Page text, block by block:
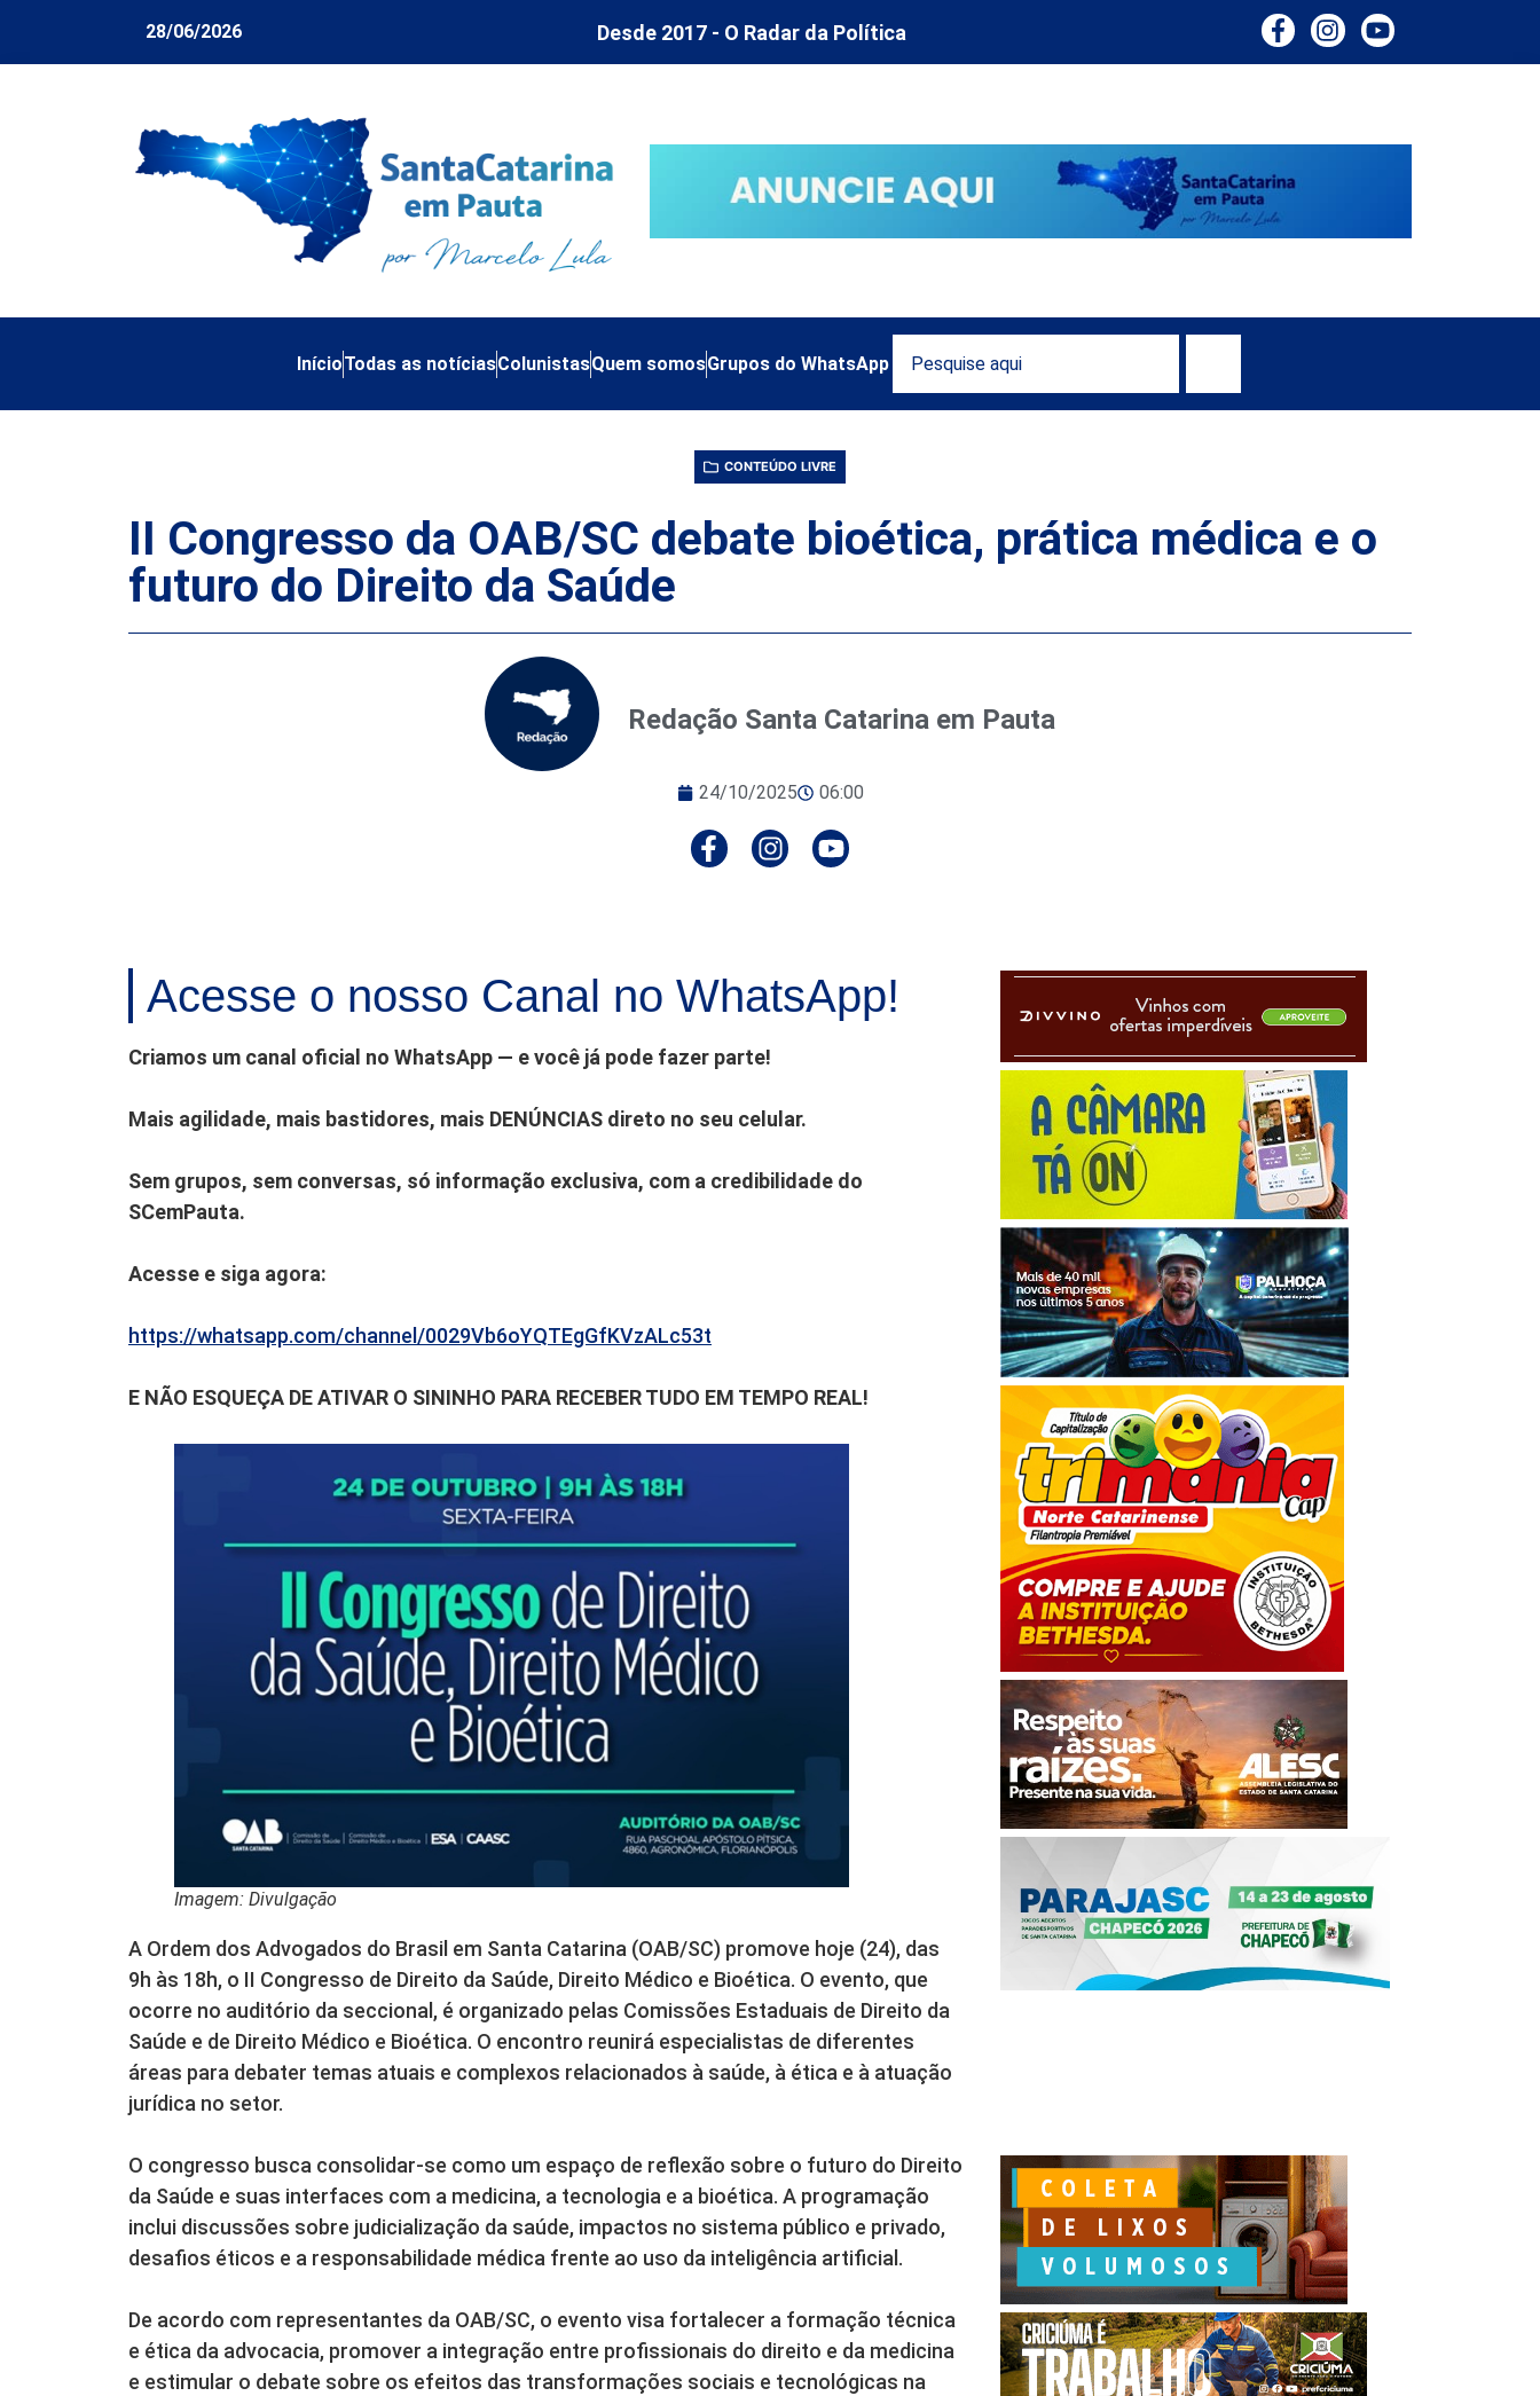
28/06/2026 Desde 2017 - O Radar da Política
InícioTodas as notíciasColunistasQuem somosGrupos do WhatsApp
CONTEÚDO LIVRE
II Congresso da OAB/SC debate bioética, prática médica e o
futuro do Direito da Saúde
Redação Santa Catarina em Pauta
24/10/2025 06:00
Acesse o nosso Canal no WhatsApp!
Criamos um canal oficial no WhatsApp — e você já pode fazer parte!
Mais agilidade, mais bastidores, mais DENÚNCIAS direto no seu celular.
Sem grupos, sem conversas, só informação exclusiva, com a credibilidade do
SCemPauta.
Acesse e siga agora:
https://whatsapp.com/channel/0029Vb6oYQTEgGfKVzALc53t
E NÃO ESQUEÇA DE ATIVAR O SININHO PARA RECEBER TUDO EM TEMPO REAL!
Imagem: Divulgação
A Ordem dos Advogados do Brasil em Santa Catarina (OAB/SC) promove hoje (24), das
9h às 18h, o II Congresso de Direito da Saúde, Direito Médico e Bioética. O evento, que
ocorre no auditório da seccional, é organizado pelas Comissões Estaduais de Direito da
Saúde e de Direito Médico e Bioética. O encontro reunirá especialistas de diferentes
áreas para debater temas atuais e complexos relacionados à saúde, à ética e à atuação
jurídica no setor.
O congresso busca consolidar-se como um espaço de reflexão sobre o futuro do Direito
da Saúde e suas interfaces com a medicina, a tecnologia e a bioética. A programação
inclui discussões sobre judicialização da saúde, impactos no sistema público e privado,
desafios éticos e a responsabilidade médica frente ao uso da inteligência artificial.
De acordo com representantes da OAB/SC, o evento visa fortalecer a formação técnica
e ética da advocacia, promover a integração entre profissionais do direito e da medicina
e estimular o debate sobre os efeitos das transformações sociais e tecnológicas na